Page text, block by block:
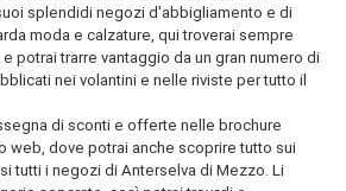
splendidi negozi d'abbigliamento e di
moda e calzature, qui troverai sempre
potrai trarre vantaggio da un gran numero di
nei volantini e nelle riviste per tutto il
di sconti e offerte nelle brochure
web, dove potrai anche scoprire tutto sui
tutti i negozi di Anterselva di Mezzo. Li